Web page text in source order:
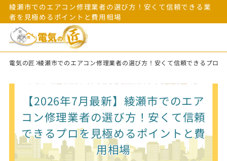
綾瀬市でのエアコン修理業者の選び方！安くて信頼できる業
者を見極めるポイントと費用相場
電気の匠 綾瀬市でのエアコン修理業者の選び方！安くて信頼できるプロ
【2026年7月最新】綾瀬市でのエア
コン修理業者の選び方！安くて信頼
できるプロを見極めるポイントと費
用相場